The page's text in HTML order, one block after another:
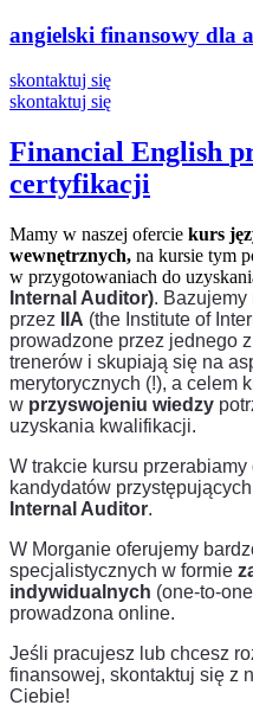
angielski finansowy dla
skontaktuj się
skontaktuj się
Financial English
certyfikacji
Mamy w naszej ofercie kurs
wewnętrznych, na kursie tym
w przygotowaniach do
Internal Auditor). Bazujemy
przez
IIA (the Institute of
prowadzone przez jednego
trenerów i skupiają się na
merytorycznych (!), a celem
w przyswojeniu wiedzy
uzyskania kwalifikacji.
W trakcie kursu przerabiamy
kandydatów
Internal Auditor.
W Morganie oferujemy
specjalistycznych w formie
indywidualnych (one-to-
prowadzona online.
Jeśli pracujesz lub chcesz
finansowej, skontaktuj się z
Ciebie!